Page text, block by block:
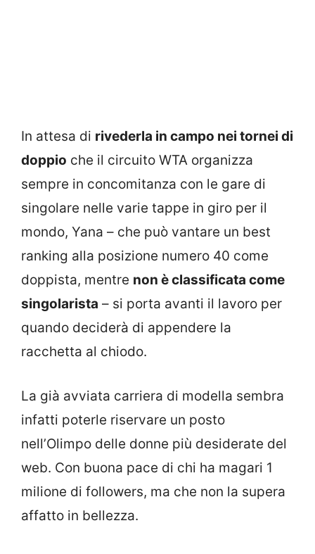
In attesa di rivederla in campo nei tornei di
doppio che il circuito WTA organizza
sempre in concomitanza con le gare di
singolare nelle varie tappe in giro per il
mondo, Yana – che può vantare un best
ranking alla posizione numero 40 come
doppista, mentre non è classificata come
singolarista – si porta avanti il lavoro per
quando deciderà di appendere la
racchetta al chiodo.
La già avviata carriera di modella sembra
infatti poterle riservare un posto
nell’Olimpo delle donne più desiderate del
web. Con buona pace di chi ha magari 1
milione di followers, ma che non la supera
affatto in bellezza.